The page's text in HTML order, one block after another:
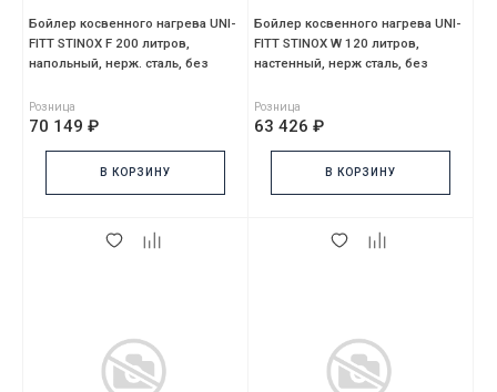
Бойлер косвенного нагрева UNI-
FITT STINOX F 200 литров,
напольный, нерж. сталь, без
Розница
70 149 ₽
В КОРЗИНУ
Бойлер косвенного нагрева UNI-
FITT STINOX W 120 литров,
настенный, нерж сталь, без
Розница
63 426 ₽
В КОРЗИНУ